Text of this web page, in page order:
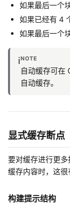
如果最后一个
如果已经有 4
如果最后一个
ℹ️NOTE
自动缓存可在
自动缓存。
显式缓存断点
要对缓存进行更
缓存内容时，这很
构建提示结构